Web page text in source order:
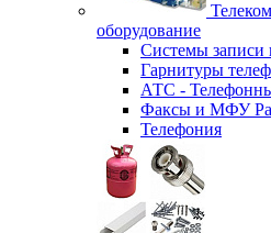
оборудование
Системы
Гарнитуры
АТС -
Факсы и МФУ
Телефония